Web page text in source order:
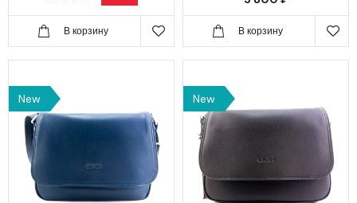
В корзину В корзину
New New